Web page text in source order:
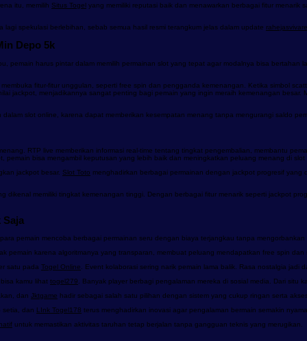
itu, memilih Situs Togel yang memiliki reputasi baik dan menawarkan berbagai fitur
spekulasi berlebihan, sebab semua hasil resmi terangkum jelas dalam update
Depo 5k
pemain harus pintar dalam memilih permainan slot yang tepat agar modalnya bisa
fitur-fitur unggulan, seperti free spin dan pengganda kemenangan. Ketika simbol
jackpot, menjadikannya sangat penting bagi pemain yang ingin meraih kemenangan
dalam slot online, karena dapat memberikan kesempatan menang tanpa mengurangi saldo
RTP live memberikan informasi real-time tentang tingkat pengembalian, membantu
bisa mengambil keputusan yang lebih baik dan meningkatkan peluang menang di slot
jackpot besar. Slot Toto menghadirkan berbagai permainan dengan jackpot progresif
dikenal memiliki tingkat kemenangan tinggi. Dengan berbagai fitur menarik seperti jackpot
Saja
pemain mencoba berbagai permainan seru dengan biaya terjangkau tanpa
pemain karena algoritmanya yang transparan, membuat peluang mendapatkan free spin
satu pada Togel Online. Event kolaborasi sering narik pemain lama balik. Rasa nostalgia jadi
kamu lihat togel279. Banyak player berbagi pengalaman mereka di sosial media. Dari situ
dan Jktgame hadir sebagai salah satu pilihan dengan sistem yang cukup ringan serta
setia, dan LInk Togel178 terus menghadirkan inovasi agar pengalaman bermain semakin
untuk memastikan aktivitas taruhan tetap berjalan tanpa gangguan teknis yang merugikan.